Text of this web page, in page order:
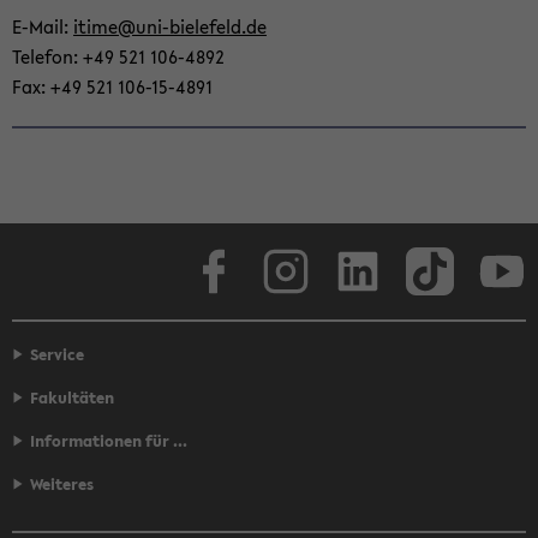
E-​Mail: itime@uni-​bielefeld.de
Te­le­fon: +49 521 106-​4892
Fax: +49 521 106-​15-4891
Face­book
Service
Fakultäten
Informationen für ...
Weiteres